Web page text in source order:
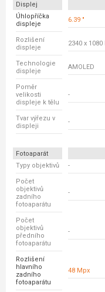
Displej
Úhlopříčka
displeje
6.39 "
Rozlišení
displeje
2340 x
Technologie
displeje
AMOLED
Poměr
velikosti
displeje k tělu
-
Tvar výřezu v
displeji
-
Fotoaparát
Typy objektivů
-
Počet
objektivů
zadního
fotoaparátu
-
Počet
objektivů
předního
fotoaparátu
-
Rozlišení
hlavního
zadního
fotoaparátu
48 Mpx